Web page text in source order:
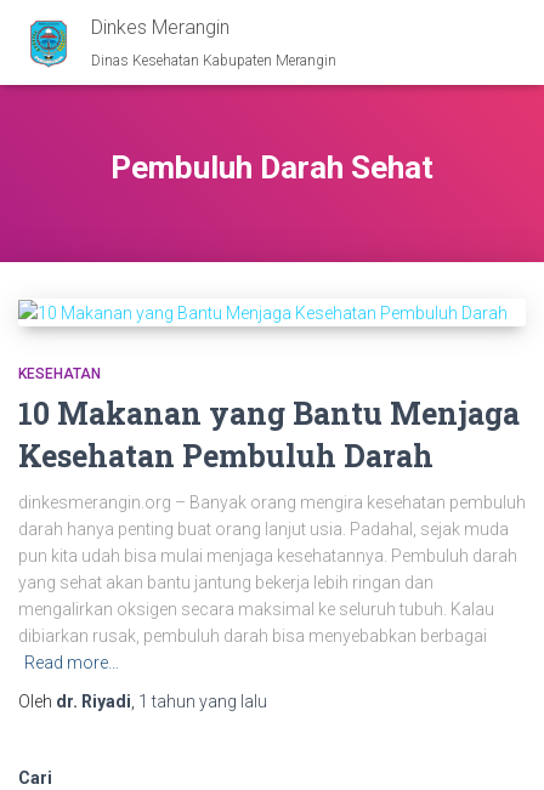
Dinkes Merangin
Dinas Kesehatan Kabupaten Merangin
Pembuluh Darah Sehat
KESEHATAN
10 Makanan yang Bantu Menjaga
Kesehatan Pembuluh Darah
dinkesmerangin.org – Banyak orang mengira kesehatan pembuluh
darah hanya penting buat orang lanjut usia. Padahal, sejak muda
pun kita udah bisa mulai menjaga kesehatannya. Pembuluh darah
yang sehat akan bantu jantung bekerja lebih ringan dan
mengalirkan oksigen secara maksimal ke seluruh tubuh. Kalau
dibiarkan rusak, pembuluh darah bisa menyebabkan berbagai
Read more…
Oleh dr. Riyadi, 1 tahun yang lalu
Cari